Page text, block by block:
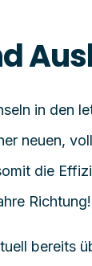
in den
neuen,
die
Richtung!
bereits